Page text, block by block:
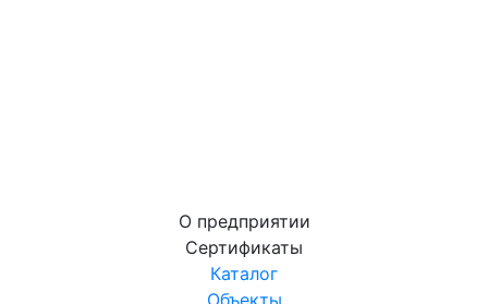
О предприятии
Сертификаты
Каталог